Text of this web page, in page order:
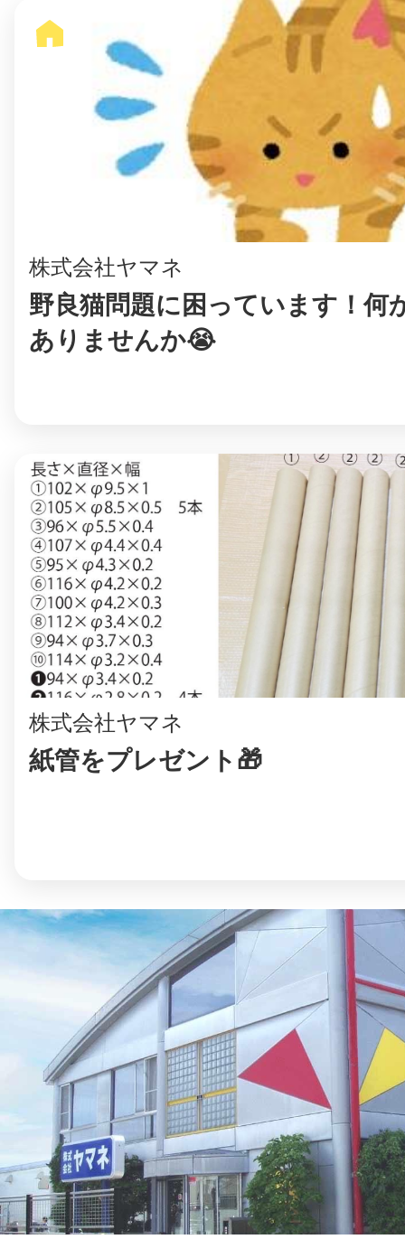
株式会社ヤマネ
野良猫問題に困っています！何
ありませんか😭
株式会社ヤマネ
紙管をプレゼント🎁
鎌倉
相模原
渋谷区
日立
滋賀県
お知らせ
ヘルプ
お問い合わせ
プライバシーポ